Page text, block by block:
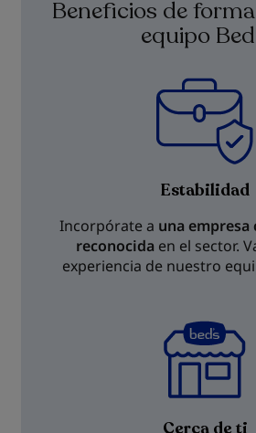
Beneficios de
equipo
Estabilidad
Incorpórate a una empresa
reconocida en el sector.
experiencia de nuestro
Cerca de ti